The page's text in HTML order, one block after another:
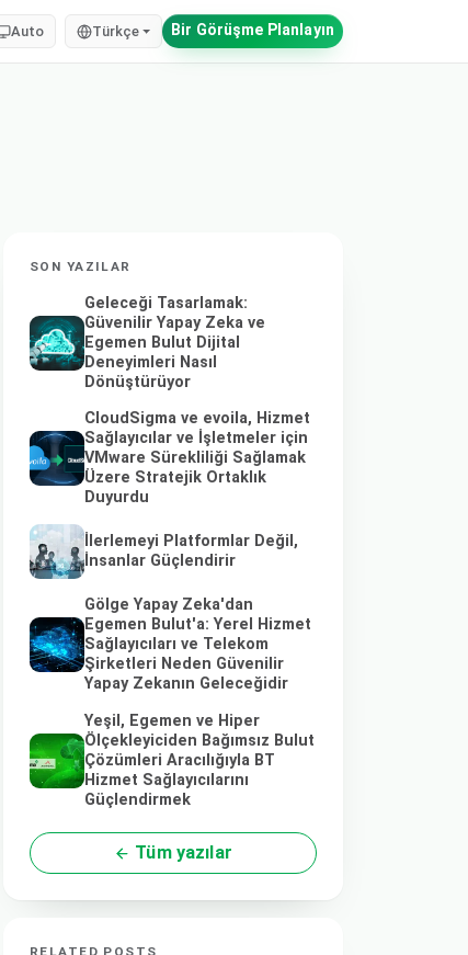
Auto Türkçe Bir Görüşme Planlayın
SON YAZILAR
Geleceği Tasarlamak:
Güvenilir Yapay Zeka ve
Egemen Bulut Dijital
Deneyimleri Nasıl
Dönüştürüyor
CloudSigma ve evoila, Hizmet
Sağlayıcılar ve İşletmeler için
VMware Sürekliliği Sağlamak
Üzere Stratejik Ortaklık
Duyurdu
İlerlemeyi Platformlar Değil,
İnsanlar Güçlendirir
Gölge Yapay Zeka'dan
Egemen Bulut'a: Yerel Hizmet
Sağlayıcıları ve Telekom
Şirketleri Neden Güvenilir
Yapay Zekanın Geleceğidir
Yeşil, Egemen ve Hiper
Ölçekleyiciden Bağımsız Bulut
Çözümleri Aracılığıyla BT
Hizmet Sağlayıcılarını
Güçlendirmek
Tüm yazılar
RELATED POSTS